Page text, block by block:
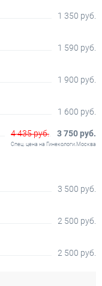
1 350 руб.
1 590 руб.
1 900 руб.
1 600 руб.
4 435 руб. 3 750 руб.
Спец. цена на Гинекологи.Москва
3 500 руб.
2 500 руб.
2 500 руб.